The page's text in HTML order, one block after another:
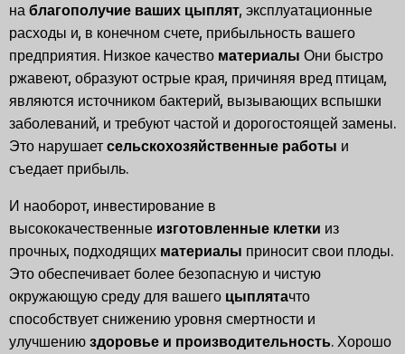
на благополучие ваших цыплят, эксплуатационные
расходы и, в конечном счете, прибыльность вашего
предприятия. Низкое качество материалы Они быстро
ржавеют, образуют острые края, причиняя вред птицам,
являются источником бактерий, вызывающих вспышки
заболеваний, и требуют частой и дорогостоящей замены.
Это нарушает сельскохозяйственные работы и
съедает прибыль.
И наоборот, инвестирование в
высококачественные изготовленные клетки из
прочных, подходящих материалы приносит свои плоды.
Это обеспечивает более безопасную и чистую
окружающую среду для вашего цыплятачто
способствует снижению уровня смертности и
улучшению здоровье и производительность. Хорошо